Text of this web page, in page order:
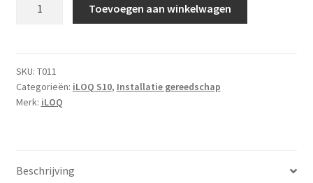
gereedschap
aantal
Toevoegen aan winkelwagen
SKU: T011
Categorieën: iLOQ S10, Installatie gereedschap
Merk: iLOQ
Beschrijving